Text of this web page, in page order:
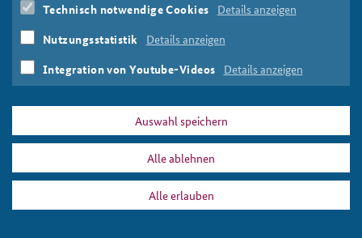
nato_talk_2021_sg_stoltenberg_rede.png
Technisch notwendige Cookies Details anzeigen
Nutzungsstatistik Details anzeigen
Integration von Youtube-Videos Details anzeigen
Auswahl speichern
Alle ablehnen
Alle erlauben